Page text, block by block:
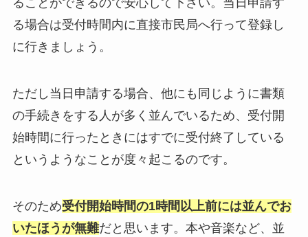
ることができるので安心して下さい。当日申請す
る場合は受付時間内に直接市民局へ行って登録し
に行きましょう。
ただし当日申請する場合、他にも同じように書類
の手続きをする人が多く並んでいるため、受付開
始時間に行ったときにはすでに受付終了している
というようなことが度々起こるのです。
そのため受付開始時間の1時間以上前には並んでお
いたほうが無難だと思います。本や音楽など、並